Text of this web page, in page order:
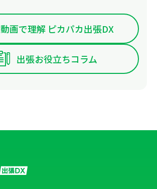
動画で理解 ピカパカ出張DX
出張お役立ちコラム